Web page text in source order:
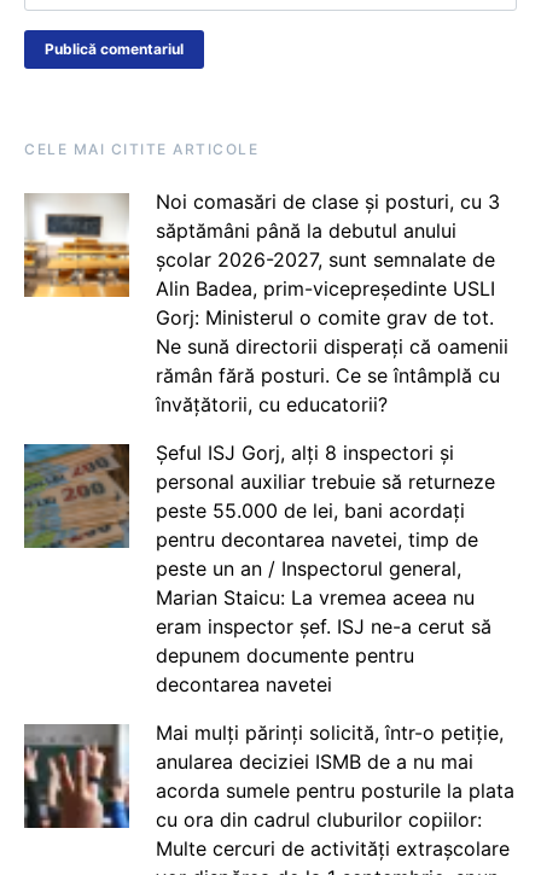
CELE MAI CITITE ARTICOLE
Noi comasări de clase și posturi, cu 3
săptămâni până la debutul anului
școlar 2026-2027, sunt semnalate de
Alin Badea, prim-vicepreședinte USLI
Gorj: Ministerul o comite grav de tot.
Ne sună directorii disperați că oamenii
rămân fără posturi. Ce se întâmplă cu
învățătorii, cu educatorii?
Șeful ISJ Gorj, alți 8 inspectori și
personal auxiliar trebuie să returneze
peste 55.000 de lei, bani acordați
pentru decontarea navetei, timp de
peste un an / Inspectorul general,
Marian Staicu: La vremea aceea nu
eram inspector șef. ISJ ne-a cerut să
depunem documente pentru
decontarea navetei
Mai mulți părinți solicită, într-o petiție,
anularea deciziei ISMB de a nu mai
acorda sumele pentru posturile la plata
cu ora din cadrul cluburilor copiilor:
Multe cercuri de activități extrașcolare